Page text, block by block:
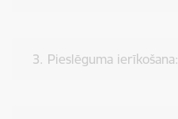
3. Pieslēguma ierīkošana: